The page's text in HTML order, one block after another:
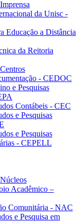
da Unisc -
Educação a Distância
da Reitoria
- CEDOC
e Pesquisas
Contábeis - CEC
e Pesquisas
e Pesquisas
- CEPELL
Acadêmico –
Comunitária - NAC
e Pesquisa em